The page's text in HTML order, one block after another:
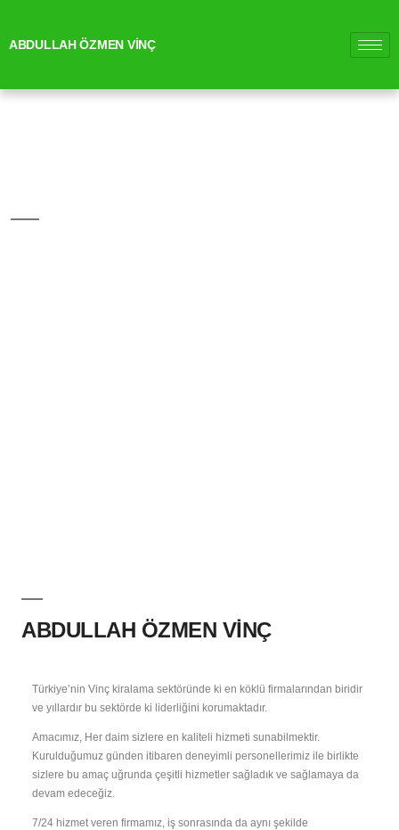
ABDULLAH ÖZMEN VİNÇ
ABDULLAH ÖZMEN VINÇ
Türkiye’nin Vinç kiralama sektöründe ki en köklü firmalarından biridir
ve yıllardır bu sektörde ki liderliğini korumaktadır.
Amacımız, Her daim sizlere en kaliteli hizmeti sunabilmektir.
Kurulduğumuz günden itibaren deneyimli personellerimiz ile birlikte
sizlere bu amaç uğrunda çeşitli hizmetler sağladık ve sağlamaya da
devam edeceğiz.
7/24 hizmet veren firmamız, iş sonrasında da aynı şekilde